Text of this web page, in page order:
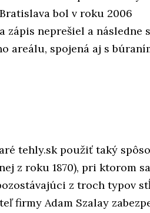
bol v roku 2006
zápis neprešiel a následne
areálu, spojená aj s
tehly.sk použiť taký
z roku 1870), pri ktorom sa
z troch typov
firmy Adam Szalay